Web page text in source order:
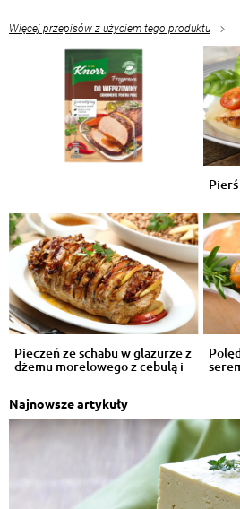
Więcej przepisów z użyciem tego produktu
Pieczeń ze schabu w glazurze z
dżemu morelowego z cebulą i
Najnowsze artykuły